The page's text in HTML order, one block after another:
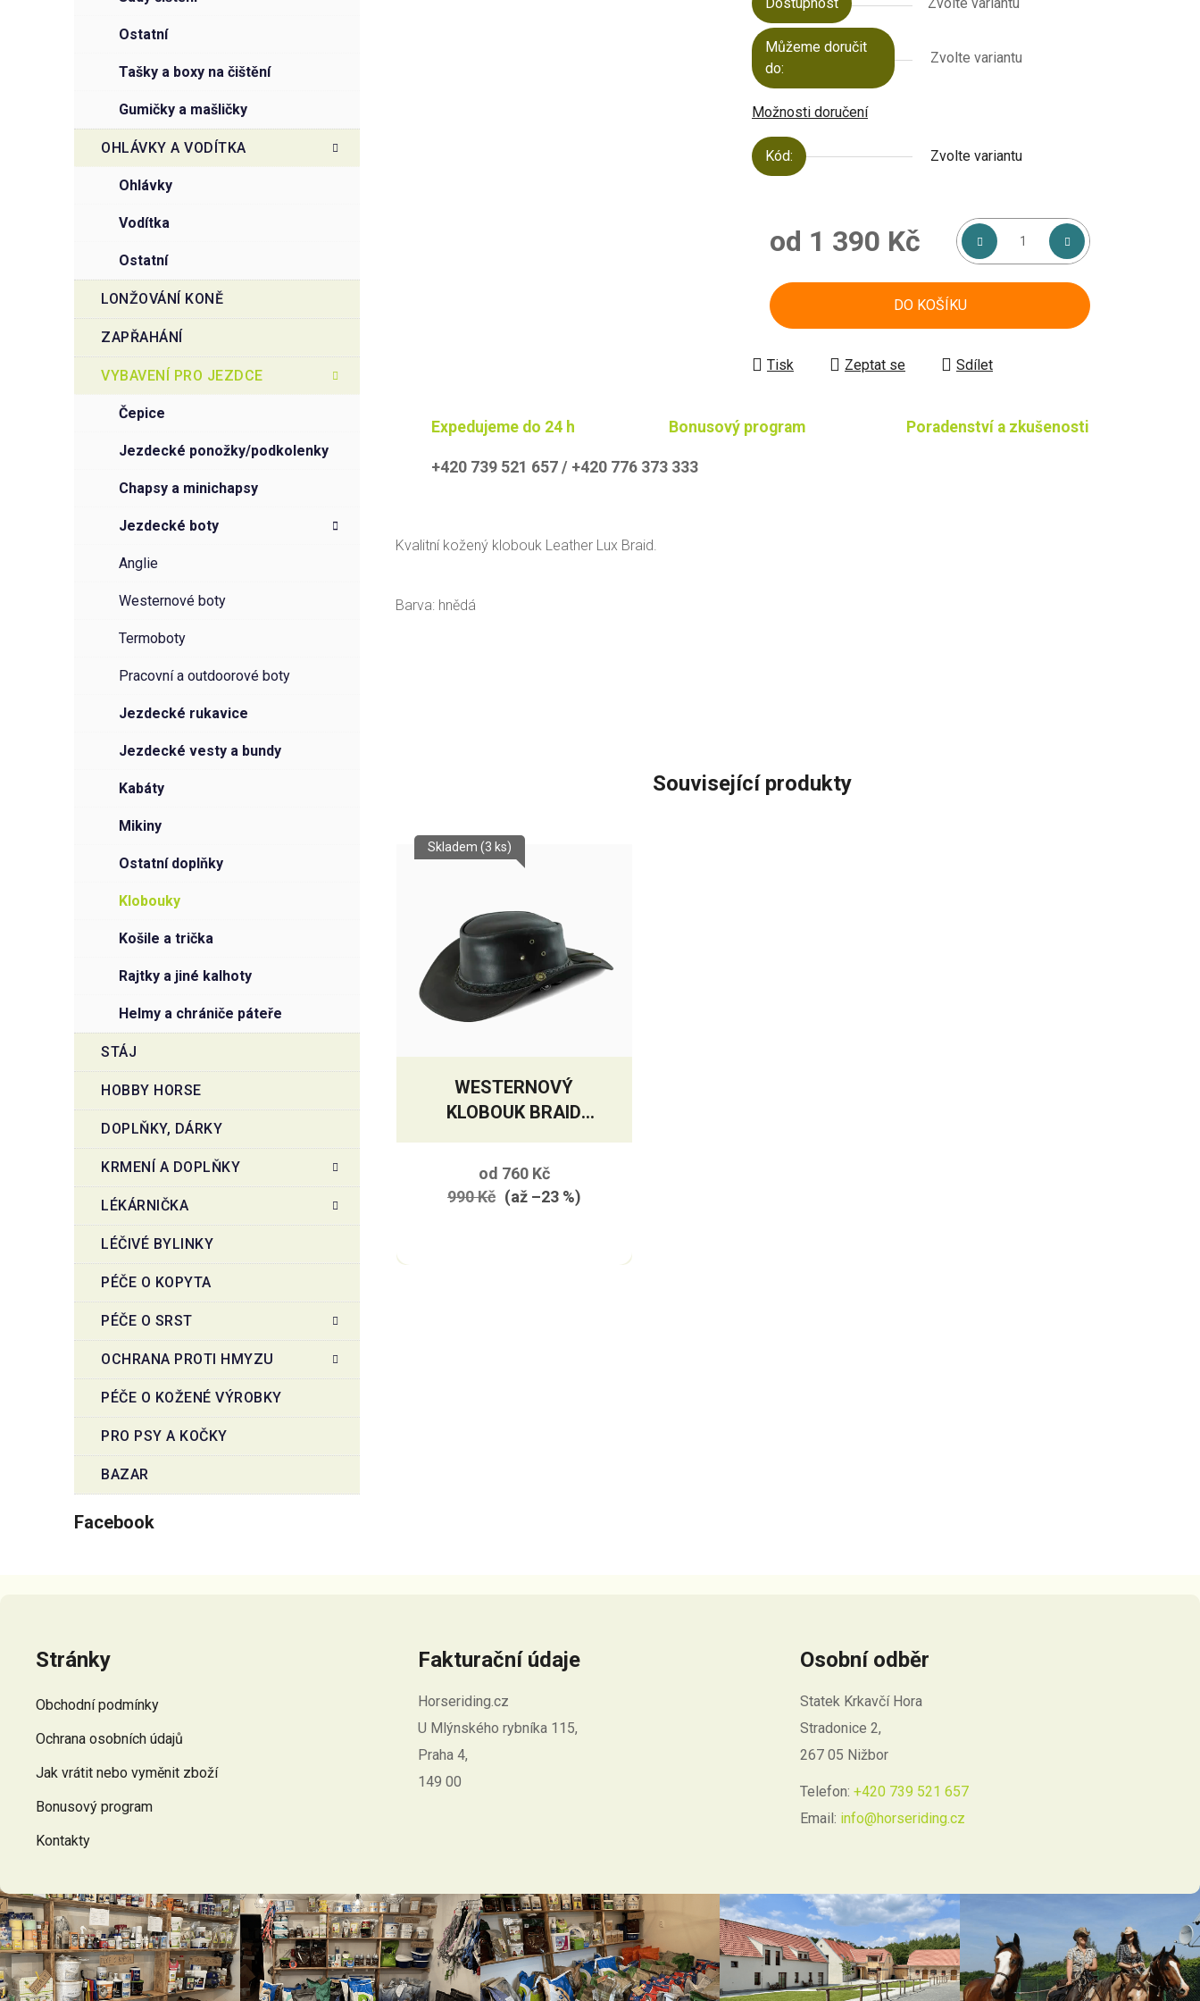
ostatní
tašky a boxy na čištění
gumičky a mašličky
OHLÁVKY A VODÍTKA
ohlávky
vodítka
ostatní
LONŽOVÁNÍ KONĚ
ZAPŘAHÁNÍ
VYBAVENÍ PRO JEZDCE
čepice
jezdecké ponožky/podkolenky
chapsy a minichapsy
jezdecké boty
anglie
westernové boty
termoboty
pracovní a outdoorové boty
jezdecké rukavice
jezdecké vesty a bundy
kabáty
mikiny
ostatní doplňky
klobouky
košile a trička
rajtky a jiné kalhoty
helmy a chrániče páteře
STÁJ
HOBBY HORSE
DOPLŇKY, DÁRKY
KRMENÍ A DOPLŇKY
LÉKÁRNIČKA
LÉČIVÉ BYLINKY
PÉČE O KOPYTA
PÉČE O SRST
OCHRANA PROTI HMYZU
PÉČE O KOŽENÉ VÝROBKY
PRO PSY A KOČKY
BAZAR
Facebook
Můžeme doručit
do:
Zvolte variantu
Možnosti doručení
Kód: Zvolte variantu
od 1 390 Kč
DO KOŠÍKU
Tisk Zeptat se Sdílet
Expedujeme do 24 h Bonusový program Poradenství a zkušenosti
+420 739 521 657 / +420 776 373 333
Kvalitní kožený klobouk Leather Lux Braid.
Barva: hnědá
Související produkty
WESTERNOVÝ
KLOBOUK BRAID
ČERNÝ
Skladem (3 ks)
od 760 Kč
990 Kč (až –23 %)
Stránky
Obchodní podmínky
Ochrana osobních údajů
Jak vrátit nebo vyměnit zboží
Bonusový program
Kontakty
Fakturační údaje
Horseriding.cz
U Mlýnského rybníka 115,
Praha 4,
149 00
Osobní odběr
Statek Krkavčí Hora
Stradonice 2,
267 05 Nižbor
Telefon: +420 739 521 657
Email: info@horseriding.cz